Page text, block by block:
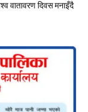
वातावरण दिवस मनाइँदै